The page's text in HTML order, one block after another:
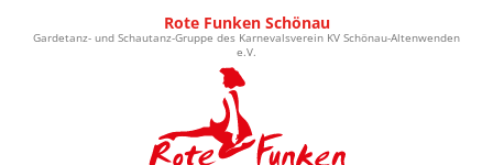
Rote Funken Schönau
Gardetanz- und Schautanz-Gruppe des Karnevalsverein KV Schönau-Altenwenden
e.V.